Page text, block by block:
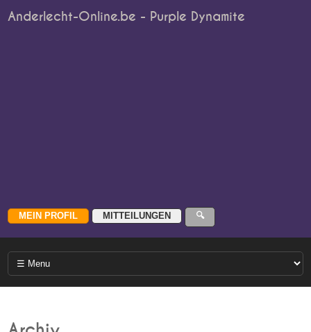
Anderlecht-Online.be - Purple Dynamite